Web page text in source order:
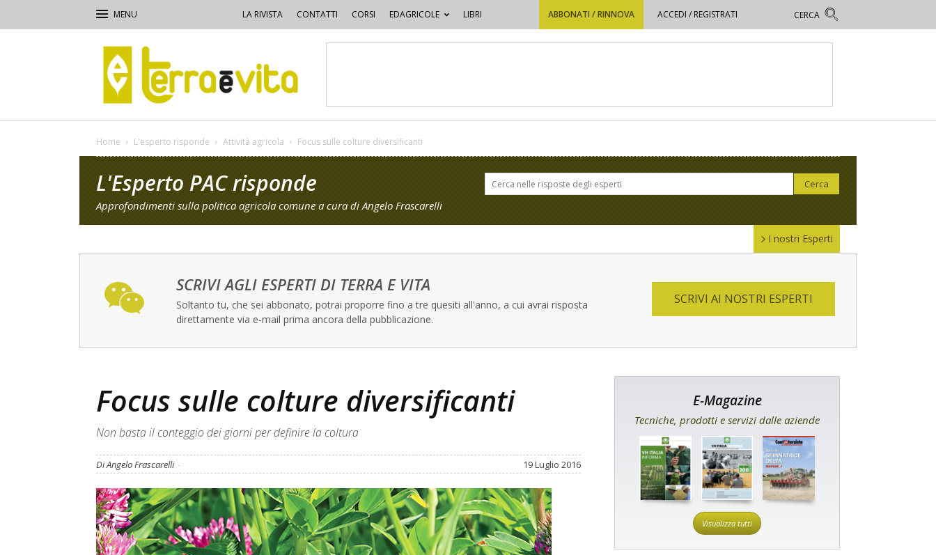
LA RIVISTA CONTATTI CORSI EDAGRICOLE LIBRI ABBONATI / RINNOVA ACCEDI / REGISTRATI
Terra
e
Vita
Home L'esperto risponde Attività agricola Focus sulle colture diversificanti
L'Esperto PAC risponde
Approfondimenti sulla politica agricola comune a cura di Angelo Frascarelli
I nostri Esperti
SCRIVI AGLI ESPERTI DI TERRA E VITA
Soltanto tu, che sei abbonato, potrai proporre fino a tre quesiti all'anno, a cui avrai risposta
direttamente via e-mail prima ancora della pubblicazione.
SCRIVI AI NOSTRI ESPERTI
Focus sulle colture diversificanti
Non basta il conteggio dei giorni per definire la coltura
Di Angelo Frascarelli - 19 Luglio 2016
E-Magazine
Tecniche, prodotti e servizi dalle aziende
Visualizza tutti